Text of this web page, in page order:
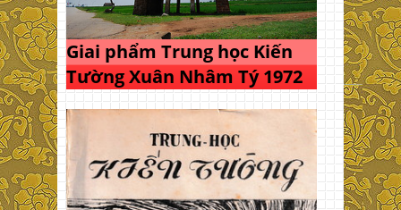
Giai phẩm Trung học Kiến
Tường Xuân Nhâm Tý 1972